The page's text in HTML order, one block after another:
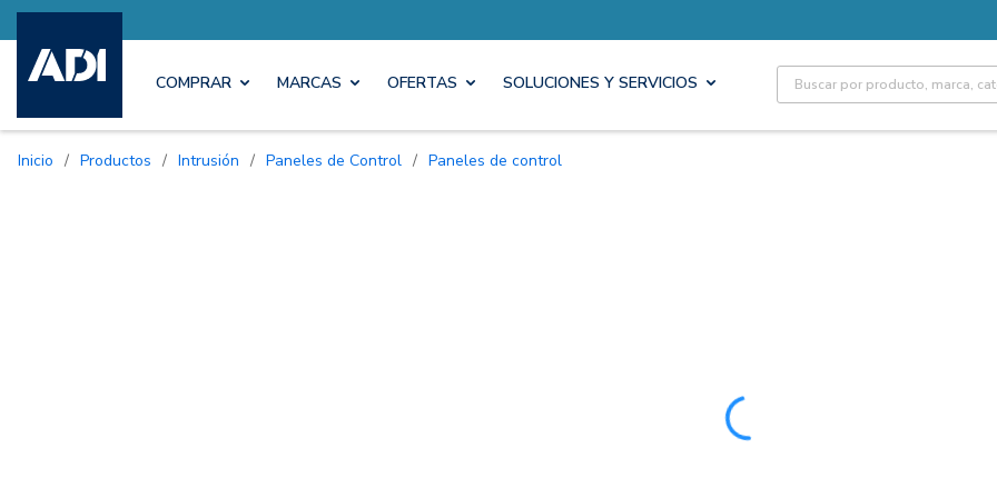
COMPRAR MARCAS OFERTAS SOLUCIONES Y SERVICIOS Site Search
Inicio / Productos / Intrusión / Paneles de Control / Paneles de control